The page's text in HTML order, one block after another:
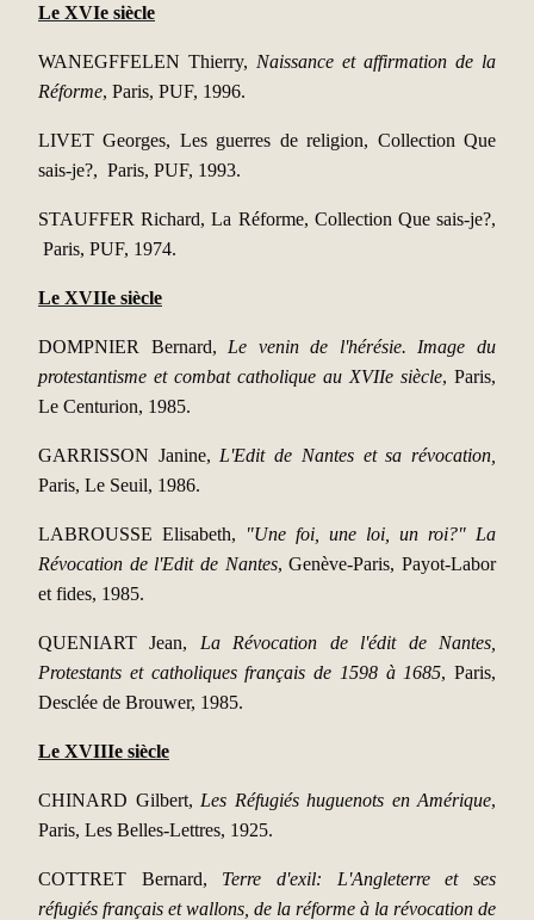
Le XVIe siècle
WANEGFFELEN Thierry, Naissance et affirmation de la
Réforme, Paris, PUF, 1996.
LIVET Georges, Les guerres de religion, Collection Que
sais-je?, Paris, PUF, 1993.
STAUFFER Richard, La Réforme, Collection Que sais-je?,
Paris, PUF, 1974.
Le XVIIe siècle
DOMPNIER Bernard, Le venin de l'hérésie. Image du
protestantisme et combat catholique au XVIIe siècle, Paris,
Le Centurion, 1985.
GARRISSON Janine, L'Edit de Nantes et sa révocation,
Paris, Le Seuil, 1986.
LABROUSSE Elisabeth,
"Une foi, une loi, un roi?" La
Révocation de l'Edit de Nantes, Genève-Paris, Payot-Labor
et fides, 1985.
QUENIART Jean, La Révocation de l'édit de Nantes,
Protestants et catholiques français de 1598 à 1685, Paris,
Desclée de Brouwer, 1985.
Le XVIIIe siècle
CHINARD Gilbert, Les Réfugiés huguenots en Amérique,
Paris, Les Belles-Lettres, 1925.
COTTRET Bernard, Terre d'exil: L'Angleterre et ses
réfugiés français et wallons, de la réforme à la révocation de